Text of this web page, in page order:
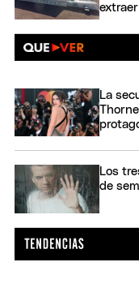
La
Los
de